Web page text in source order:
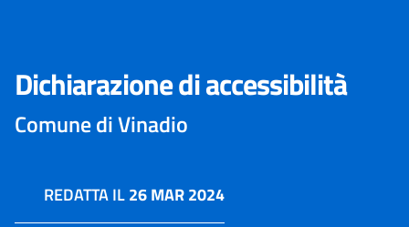
Dichiarazione di accessibilità
Comune di Vinadio
REDATTA IL26 MAR 2024